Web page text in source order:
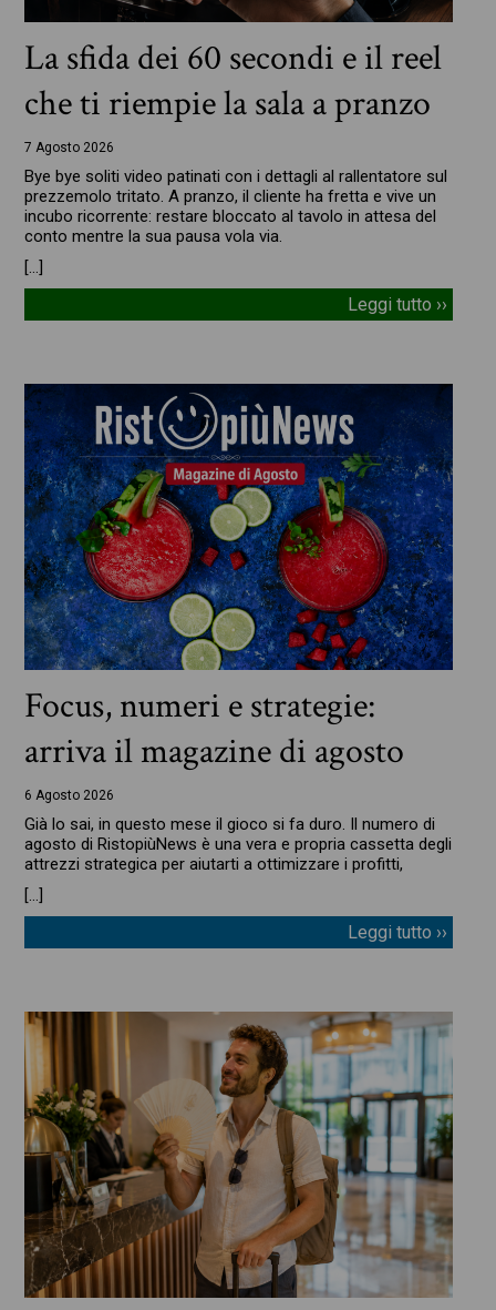
La sfida dei 60 secondi e il reel
che ti riempie la sala a pranzo
7 Agosto 2026
Bye bye soliti video patinati con i dettagli al rallentatore sul
prezzemolo tritato. A pranzo, il cliente ha fretta e vive un
incubo ricorrente: restare bloccato al tavolo in attesa del
conto mentre la sua pausa vola via.
[…]
Leggi tutto ››
Focus, numeri e strategie:
arriva il magazine di agosto
6 Agosto 2026
Già lo sai, in questo mese il gioco si fa duro. Il numero di
agosto di RistopiùNews è una vera e propria cassetta degli
attrezzi strategica per aiutarti a ottimizzare i profitti,
[…]
Leggi tutto ››